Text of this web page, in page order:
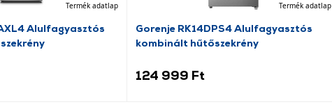
Termék adatlap
Alulfagyasztós
Termék adatlap
Gorenje RK14DPS4 Alulfagyasztós
kombinált hűtőszekrény
124 999 Ft